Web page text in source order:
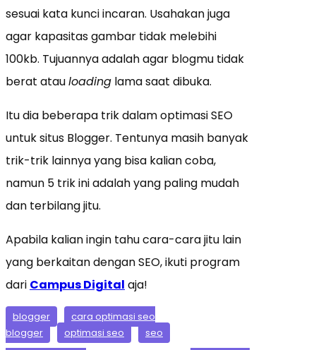
sesuai kata kunci incaran. Usahakan juga
agar kapasitas gambar tidak melebihi
100kb. Tujuannya adalah agar blogmu tidak
berat atauloading lama saat dibuka.
Itu dia beberapa trik dalam optimasi SEO
untuk situs Blogger. Tentunya masih banyak
trik-trik lainnya yang bisa kalian coba,
namun 5 trik ini adalah yang paling mudah
dan terbilang jitu.
Apabila kalian ingin tahu cara-cara jitu lain
yang berkaitan dengan SEO, ikuti program
dari Campus Digital aja!
blogger
cara optimasi seo
blogger
optimasi seo seo